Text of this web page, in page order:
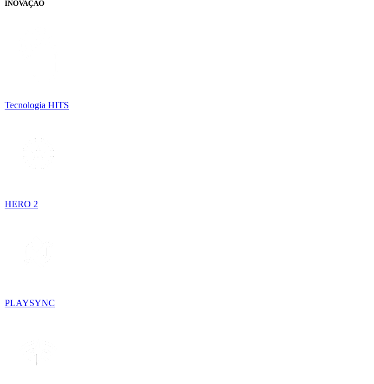
INOVAÇÃO
Tecnologia HITS
HERO 2
PLAYSYNC